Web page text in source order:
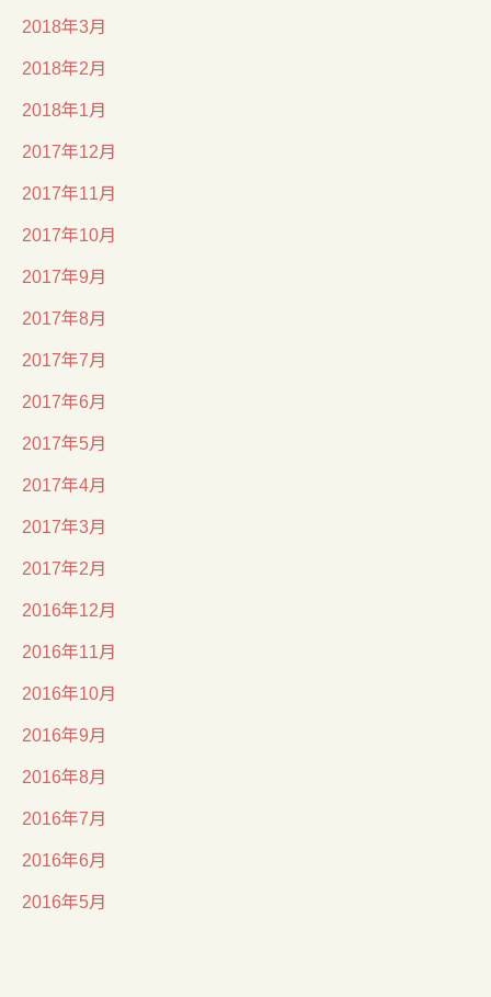
2018年3月
2018年2月
2018年1月
2017年12月
2017年11月
2017年10月
2017年9月
2017年8月
2017年7月
2017年6月
2017年5月
2017年4月
2017年3月
2017年2月
2016年12月
2016年11月
2016年10月
2016年9月
2016年8月
2016年7月
2016年6月
2016年5月